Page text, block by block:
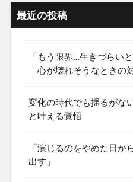
最近の投稿
「もう限界…生きづらい
｜心が壊れそうなときの
変化の時代でも揺るがな
と叶える覚悟
「演じるのをやめた日か
出す」